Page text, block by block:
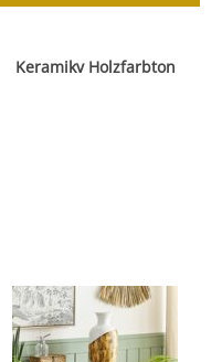
Keramikv Holzfarbton